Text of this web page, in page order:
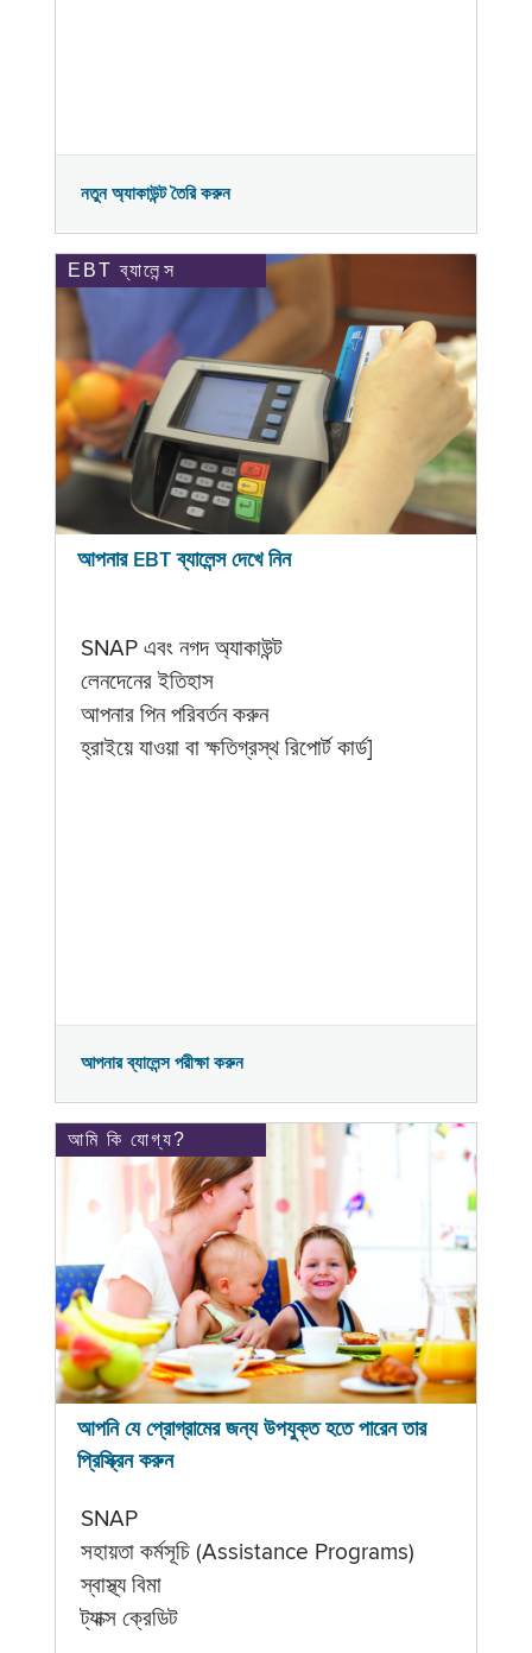
নতুন অ্যাকাউন্ট তৈরি করুন
EBT ব্যালেন্স
আপনার EBT ব্যালেন্স দেখে নিন
SNAP এবং নগদ অ্যাকাউন্ট
লেনদেনের ইতিহাস
আপনার পিন পরিবর্তন করুন
হ্রাইয়ে যাওয়া বা ক্ষতিগ্রস্থ রিপোর্ট কার্ড]
আপনার ব্যালেন্স পরীক্ষা করুন
আমি কি যোগ্য?
আপনি যে প্রোগ্রামের জন্য উপযুক্ত হতে পারেন তার
প্রিস্ক্রিন করুন
SNAP
সহায়তা কর্মসূচি (Assistance Programs)
স্বাস্থ্য বিমা
ট্যাক্স ক্রেডিট